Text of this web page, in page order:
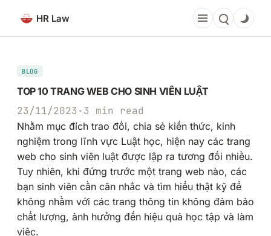
phần
dung
HR Law
BLOG
TOP 10 TRANG WEB CHO SINH VIÊN LUẬT
23/11/2023 · 3 min read
Nhằm mục đích trao đổi, chia sẻ kiến thức, kinh
nghiệm trong lĩnh vực Luật học, hiện nay các trang
web cho sinh viên luật được lập ra tương đối nhiều.
Tuy nhiên, khi đứng trước một trang web nào, các
bạn sinh viên cần cân nhắc và tìm hiểu thật kỹ để
không nhầm với các trang thông tin không đảm bảo
chất lượng, ảnh hưởng đến hiệu quả học tập và làm
việc.